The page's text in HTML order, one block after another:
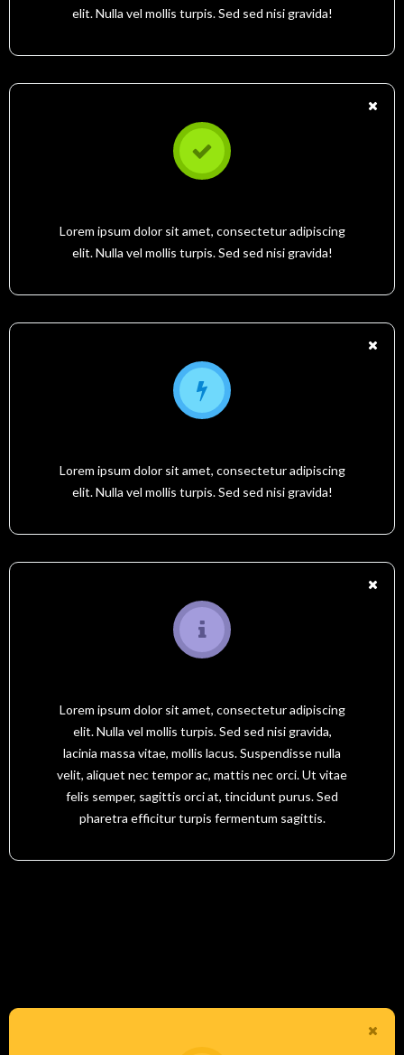
elit. Nulla vel mollis turpis. Sed sed nisi gravida!
Lorem ipsum dolor sit amet, consectetur adipiscing
elit. Nulla vel mollis turpis. Sed sed nisi gravida!
Lorem ipsum dolor sit amet, consectetur adipiscing
elit. Nulla vel mollis turpis. Sed sed nisi gravida!
Lorem ipsum dolor sit amet, consectetur adipiscing
elit. Nulla vel mollis turpis. Sed sed nisi gravida,
lacinia massa vitae, mollis lacus. Suspendisse nulla
velit, aliquet nec tempor ac, mattis nec orci. Ut vitae
felis semper, sagittis orci at, tincidunt purus. Sed
pharetra efficitur turpis fermentum sagittis.